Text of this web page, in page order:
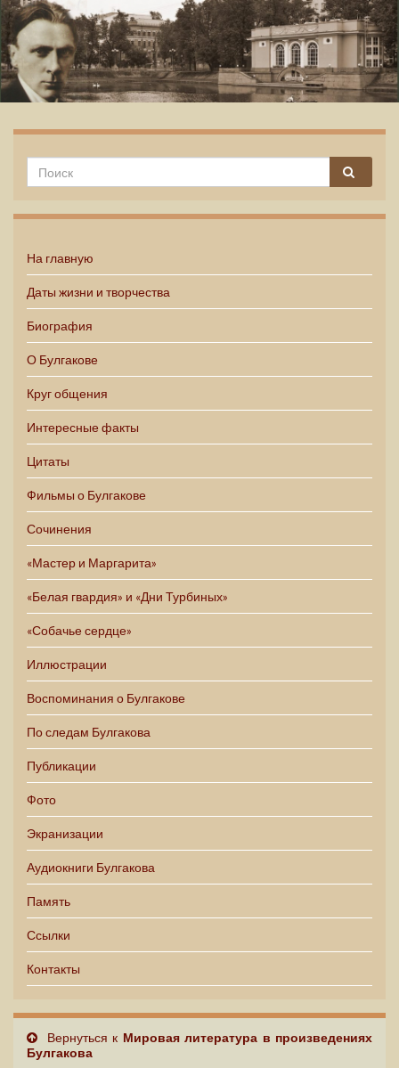
На главную
Даты жизни и творчества
Биография
О Булгакове
Круг общения
Интересные факты
Цитаты
Фильмы о Булгакове
Сочинения
«Мастер и Маргарита»
«Белая гвардия» и «Дни Турбиных»
«Собачье сердце»
Иллюстрации
Воспоминания о Булгакове
По следам Булгакова
Публикации
Фото
Экранизации
Аудиокниги Булгакова
Память
Ссылки
Контакты
Вернуться к Мировая литература в произведениях
Булгакова